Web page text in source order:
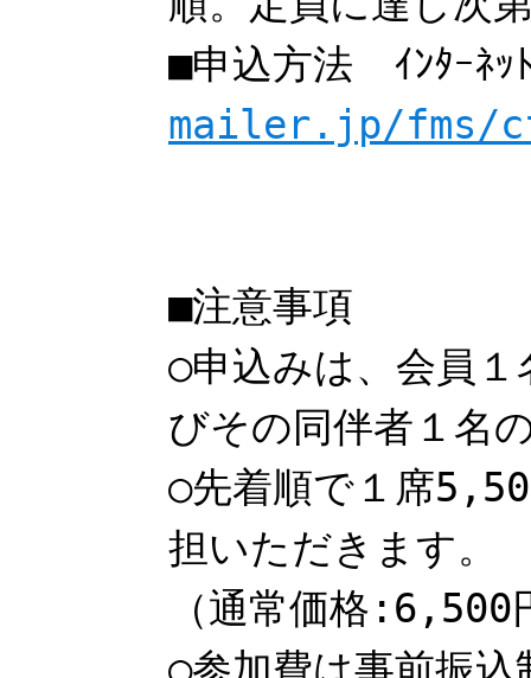
■申込方法 ｲﾝﾀｰﾈｯ
mailer.jp/fms/
■注意事項
○申込みは、会員
びその同伴者１名
○先着順で１席
担いただきます。
（通常価格:6,500
○参加費は事前振込